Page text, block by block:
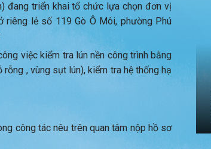
đang triển khai tổ chức lựa chọn đơn vị
riêng lẻ số 119 Gò Ô Môi, phường Phú
việc kiểm tra lún nền công trình bằng
, vùng sụt lún), kiểm tra hệ thống hạ
công tác nêu trên quan tâm nộp hồ sơ